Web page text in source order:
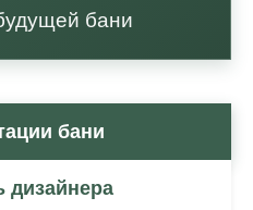
бани
бани
дизайнера